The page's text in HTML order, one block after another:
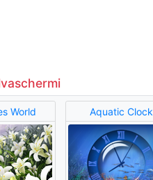
World Aquatic Clock